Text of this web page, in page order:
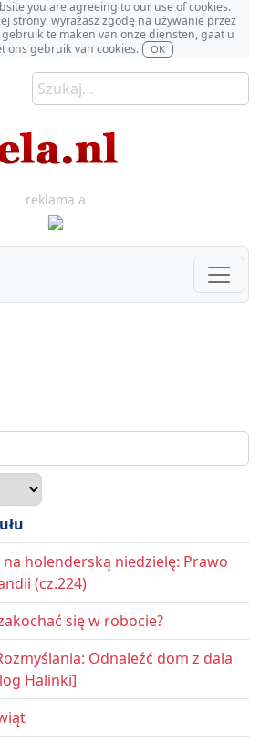
you are agreeing to our use of cookies.
strony, wyrażasz zgodę na używanie przez
gebruik te maken van onze diensten, gaat u
ons gebruik van cookies.
OK
reklama a
na holenderską niedzielę: Prawo
(cz.224)
się w robocie?
Odnaleźć dom z dala
Halinki]